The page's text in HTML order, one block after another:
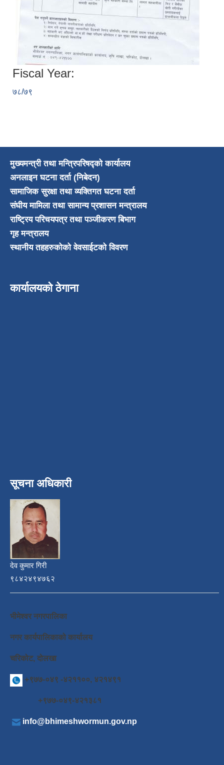
Fiscal Year:
७८/७९
मुख्यमन्त्री तथा मन्त्रिपरिषद्को कार्यालय
अनलाइन घटना दर्ता (निबेदन)
सामाजिक सुरक्षा तथा व्यक्तिगत घटना दर्ता
संघीय मामिला तथा सामान्य प्रशासन मन्त्रालय
राष्ट्रिय परिचयपत्र तथा पञ्जीकरण बिभाग
गृह मन्त्रालय
स्थानीय तहहरुकोको वेवसाईटको विवरण
कार्यालयको ठेगाना
सूचना अधिकारी
देव कुमार गिरी
९८४२४९४७६२
भीमेश्वर नगरपालिका
नगर कार्यपालिकाको कार्यालय
चरिकोट, दोलखा
+९७७-०४९ -४२११००, ४२१४९१
+९७७-०४९-४२१३८१
info@bhimeshwormun.gov.np